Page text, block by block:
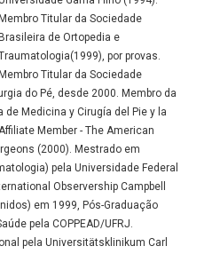
Membro Titular da Sociedade
Brasileira de Ortopedia e
por provas.
Membro Titular da Sociedade
do Pé, desde 2000. Membro da
Medicina y Cirugía del Pie y la
Member - The American
(2000). Mestrado em
pela Universidade Federal
Observership Campbell
em 1999, Pós-Graduação
pela COPPEAD/UFRJ.
pela Universitätsklinikum Carl